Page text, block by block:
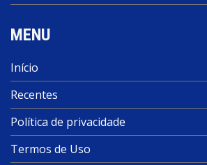
MENU
Início
Recentes
Política de privacidade
Termos de Uso